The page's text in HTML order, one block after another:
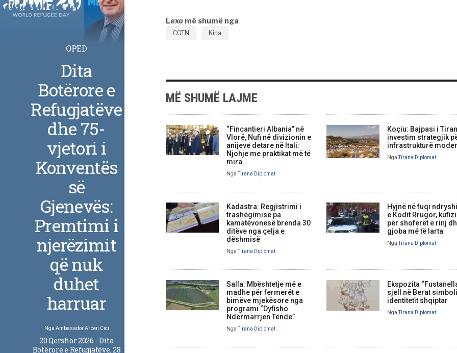
Lexo më shumë nga
CGTN Kina
MË SHUMË LAJME
“Fincantieri Albania” në
Vlorë, Nufi në divizionin e
anijeve detare në Itali:
Njohje me praktikat më të
mira
Nga Tirana Diplomat
Koçiu: Bajpasi i
investim strategjik
infrastrukturë
Nga Tirana Diplomat
Kadastra: Regjistrimi i
trashëgimisë pa
kamatëvonesë brenda 30
ditëve nga çelja e
dëshmisë
Nga Tirana Diplomat
Hyjnë në fuqi
e Kodit Rrugor,
për shoferët e rinj
gjoba më të larta
Nga Tirana Diplomat
Salla: Mbështetje më e
madhe për fermerët e
bimëve mjekësore nga
programi “Dyfisho
Ndërmarrjen Tënde”
Nga Tirana Diplomat
Ekspozita
sjell në Berat
identitetit shqiptar
Nga Tirana Diplomat
OPED
Dita
Botërore e
Refugjatëve
dhe 75-
vjetori i
Konventës
së
Gjenevës:
Premtimi i
njerëzimit
që nuk
duhet
harruar
Nga Ambasador Arben Cici
20 Qershor 2026 - Dita
Botërore e Refugjatëve. 28